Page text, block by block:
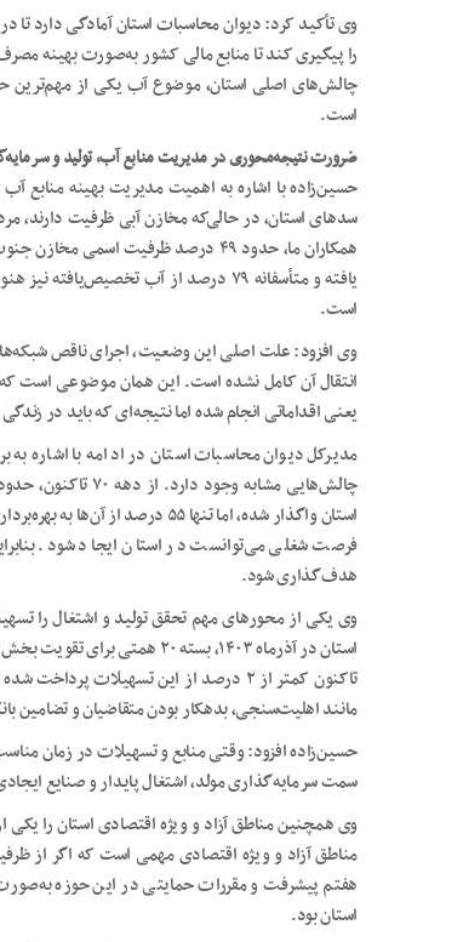
وی تأکید کرد: دیوان محاسبات استان آمادگی دارد تا
را پیگیری کند تا منابع مالی کشور به‌صورت بهینه
چالش‌های اصلی استان، موضوع آب یکی از مهم‌ترین
است.
ضرورت نتیجه‌محوری در مدیریت منابع آب، تولید و
حسین‌زاده با اشاره به اهمیت مدیریت بهینه
سدهای استان، در حالی‌که مخازن آبی ظرفیت دارند،
یافته و متأسفانه ۷۹ درصد از آب
است.
وی افزود: علت اصلی این وضعیت، اجرای ناقص
انتقال آن کامل نشده است. این همان موضوعی است
یعنی اقداماتی انجام شده اما نتیجه‌ای که باید در
مدیرکل دیوان محاسبات استان در ادامه با اشاره
فرصت شغلی می‌توانست در استان ایجاد شود.
هدف‌گذاری شود.
وی یکی از محورهای مهم تحقق تولید و اشتغال را
استان در آذرماه ۱۴۰۳، بسته
تاکنون کمتر از ۲ درصد از این تسهیلات
مانند اهلیت‌سنجی، بدهکار بودن متقاضیان و
حسین‌زاده افزود: وقتی منابع و تسهیلات در زمان
سمت سرمایه‌گذاری مولد، اشتغال پایدار و صنایع
وی همچنین مناطق آزاد و ویژه اقتصادی استان را
مناطق آزاد و ویژه اقتصادی مهمی است که اگر از
هفتم پیشرفت و مقررات حمایتی در این حوزه
استان بود.